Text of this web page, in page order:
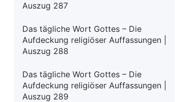
Auszug 287
Das tägliche Wort Gottes – Die
Aufdeckung religiöser Auffassungen |
Auszug 288
Das tägliche Wort Gottes – Die
Aufdeckung religiöser Auffassungen |
Auszug 289